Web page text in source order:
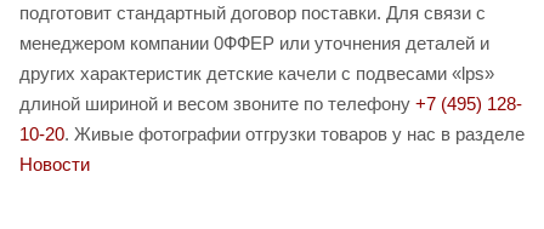
подготовит стандартный договор поставки. Для связи с
менеджером компании 0ФФЕР или уточнения деталей и
других характеристик детские качели с подвесами «lps»
длиной шириной и весом звоните по телефону +7 (495) 128-
10-20. Живые фотографии отгрузки товаров у нас в разделе
Новости